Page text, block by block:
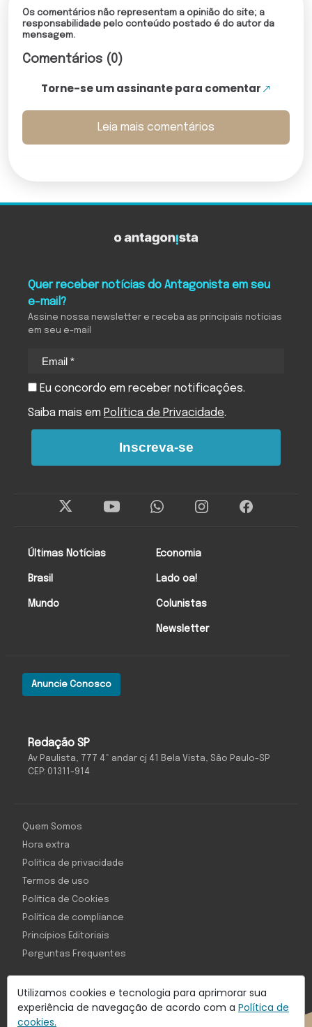
Os comentários não representam a opinião do site; a
responsabilidade pelo conteúdo postado é do autor da
mensagem.
Comentários (0)
Torne-se um assinante para comentar
Leia mais comentários
Utilizamos cookies e tecnologia para aprimorar sua
experiência de navegação de acordo com a Política de
cookies.
Redação SP
Av Paulista, 777 4º andar cj 41 Bela Vista, São Paulo-SP
CEP: 01311-914
Anuncie Conosco
Últimas Notícias
Brasil
Mundo
Economia
Lado oa!
Colunistas
Newsletter
Quer receber notícias do Antagonista em seu
e-mail?
Assine nossa newsletter e receba as principais notícias
em seu e-mail
Eu concordo em receber notificações.
Saiba mais em Política de Privacidade.
Inscreva-se
Com inteligência e tecnologia:
Object1ve - Marketing Solution
Quem Somos
Hora extra
Política de privacidade
Termos de uso
Política de Cookies
Política de compliance
Princípios Editoriais
Perguntas Frequentes